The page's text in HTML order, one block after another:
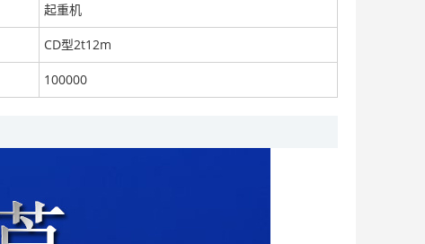
面议
起重机
CD型2t12m
100000